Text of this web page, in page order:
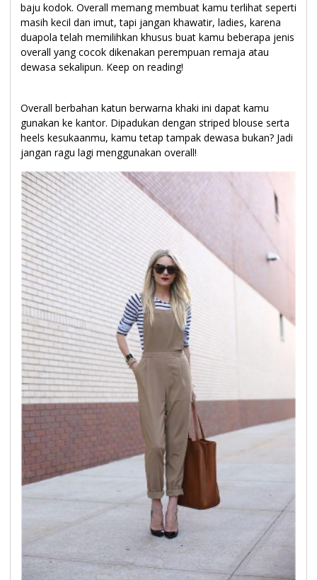
baju kodok. Overall memang membuat kamu terlihat seperti
masih kecil dan imut, tapi jangan khawatir, ladies, karena
duapola telah memilihkan khusus buat kamu beberapa jenis
overall yang cocok dikenakan perempuan remaja atau
dewasa sekalipun. Keep on reading!
Overall berbahan katun berwarna khaki ini dapat kamu
gunakan ke kantor. Dipadukan dengan striped blouse serta
heels kesukaanmu, kamu tetap tampak dewasa bukan? Jadi
jangan ragu lagi menggunakan overall!